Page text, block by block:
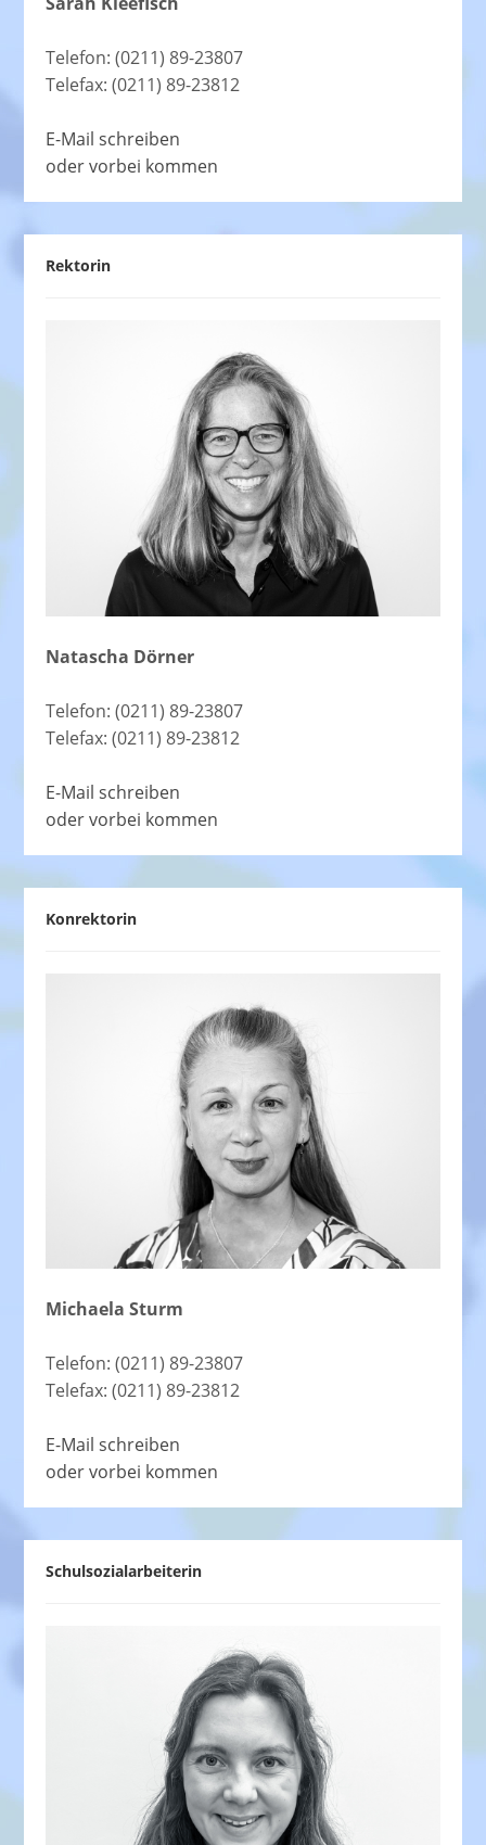
Telefon: (0211) 89-23807
Telefax: (0211) 89-23812
E-Mail schreiben
oder vorbei kommen
Rektorin
Natascha Dörner
Telefon: (0211) 89-23807
Telefax: (0211) 89-23812
E-Mail schreiben
oder vorbei kommen
Konrektorin
Michaela Sturm
Telefon: (0211) 89-23807
Telefax: (0211) 89-23812
E-Mail schreiben
oder vorbei kommen
Schulsozialarbeiterin